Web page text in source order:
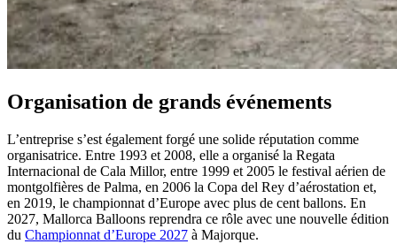
Organisation de grands événements
L’entreprise s’est également forgé une solide réputation comme
organisatrice. Entre 1993 et 2008, elle a organisé la Regata
Internacional de Cala Millor, entre 1999 et 2005 le festival aérien de
montgolfières de Palma, en 2006 la Copa del Rey d’aérostation et,
en 2019, le championnat d’Europe avec plus de cent ballons. En
2027, Mallorca Balloons reprendra ce rôle avec une nouvelle édition
du Championnat d’Europe 2027 à Majorque.